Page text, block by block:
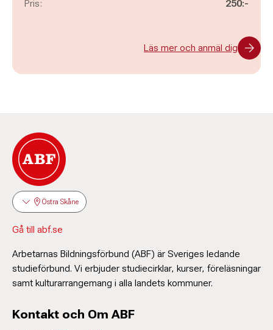
Pris: 250:-
Läs mer och anmäl dig
Östra Skåne
Gå till abf.se
Arbetarnas Bildningsförbund (ABF) är Sveriges ledande
studieförbund. Vi erbjuder studiecirklar, kurser, föreläsningar
samt kulturarrangemang i alla landets kommuner.
Kontakt och Om ABF